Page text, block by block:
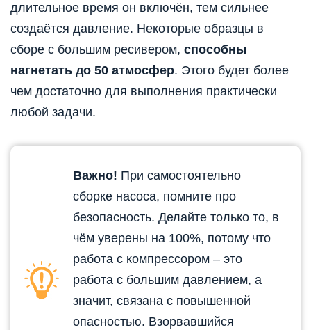
длительное время он включён, тем сильнее
создаётся давление. Некоторые образцы в
сборе с большим ресивером, способны
нагнетать до 50 атмосфер. Этого будет более
чем достаточно для выполнения практически
любой задачи.
Важно! При самостоятельно
сборке насоса, помните про
безопасность. Делайте только то, в
чём уверены на 100%, потому что
работа с компрессором – это
работа с большим давлением, а
значит, связана с повышенной
опасностью. Взорвавшийся